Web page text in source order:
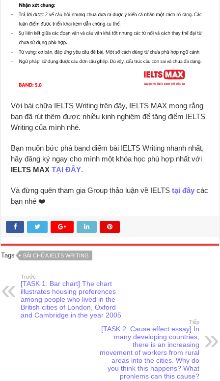
Với bài chữa IELTS Writing trên đây, IELTS MAX mong rằng
bạn đã rút thêm được nhiều kinh nghiệm để tăng điểm IELTS
Writing của mình nhé.
Bạn muốn bức phá band điểm bài IELTS Writing nhanh nhất,
hãy đăng ký ngay cho mình một khóa học phù hợp nhất với
IELTS MAX TẠI ĐÂY.
Và đừng quên tham gia Group thảo luận về IELTStại đây các
bạn nhé ❤️
Tags BÀI CHỮA IELTS WRITING
Trước
[TASK 1: Bar chart] The chart
illustrates housing preferences
among people who lived in the
British cities of London, Oxford
and Cambridge in the year 2005
Tiếp
[TASK 2: Cause effect essay] In
many developing countries,
there is an increasing
movement of workers from rural
areas into the cities. Why do
you think this happens? What
pronlems can this cause?